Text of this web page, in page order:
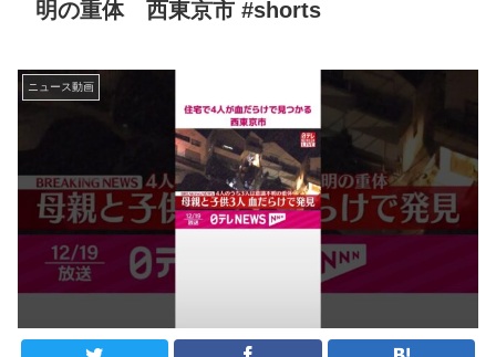
明の重体 西東京市 #shorts
ニュース動画